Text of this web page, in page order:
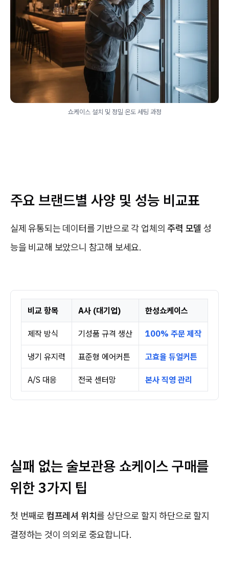
쇼케이스 설치 및 정밀 온도 세팅 과정
주요 브랜드별 사양 및 성능 비교표
실제 유통되는 데이터를 기반으로 각 업체의주력 모델 성
능을 비교해 보았으니 참고해 보세요.
비교 항목 A사 (대기업) 한성쇼케이스
제작 방식 기성품 규격 생산 100% 주문 제작
냉기 유지력 표준형 에어커튼 고효율 듀얼커튼
A/S 대응 전국 센터망 본사 직영 관리
실패 없는 술보관용 쇼케이스 구매를
위한 3가지 팁
첫 번째로 컴프레셔 위치를 상단으로 할지 하단으로 할지
결정하는 것이 의외로 중요합니다.